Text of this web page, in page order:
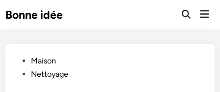
toBonne idée
Open
PostedMaison
Nettoyage